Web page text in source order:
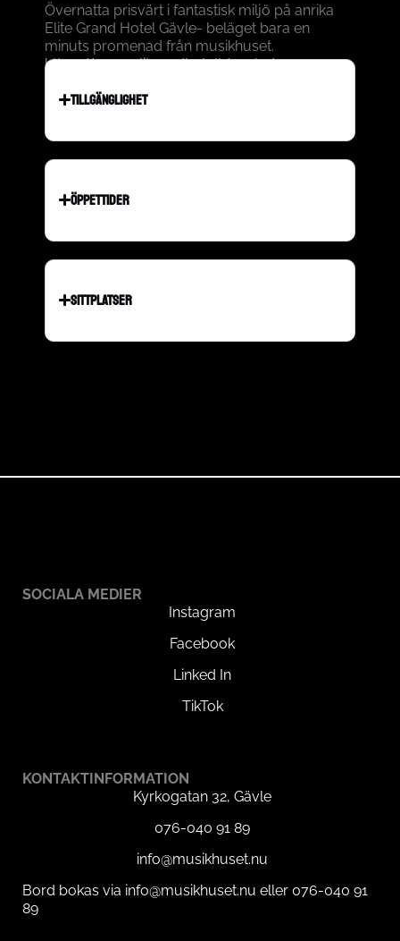
Övernatta prisvärt i fantastisk miljö på anrika
Elite Grand Hotel Gävle- beläget bara en
minuts promenad från musikhuset.
https://www.elite.se/hotell/gavle/
TILLGÄNGLIGHET
ÖPPETTIDER
SITTPLATSER
SOCIALA MEDIER
Instagram
Facebook
Linked In
TikTok
KONTAKTINFORMATION
Kyrkogatan 32, Gävle
076-040 91 89
info@musikhuset.nu
Bord bokas via info@musikhuset.nu eller 076-040 91
89